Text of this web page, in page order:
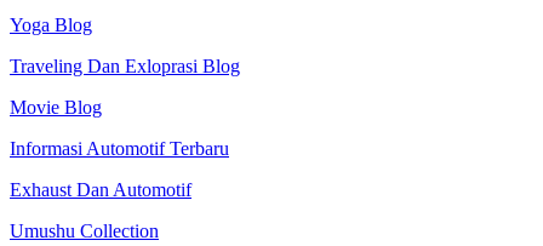
Yoga Blog
Traveling Dan Exloprasi Blog
Movie Blog
Informasi Automotif Terbaru
Exhaust Dan Automotif
Umushu Collection